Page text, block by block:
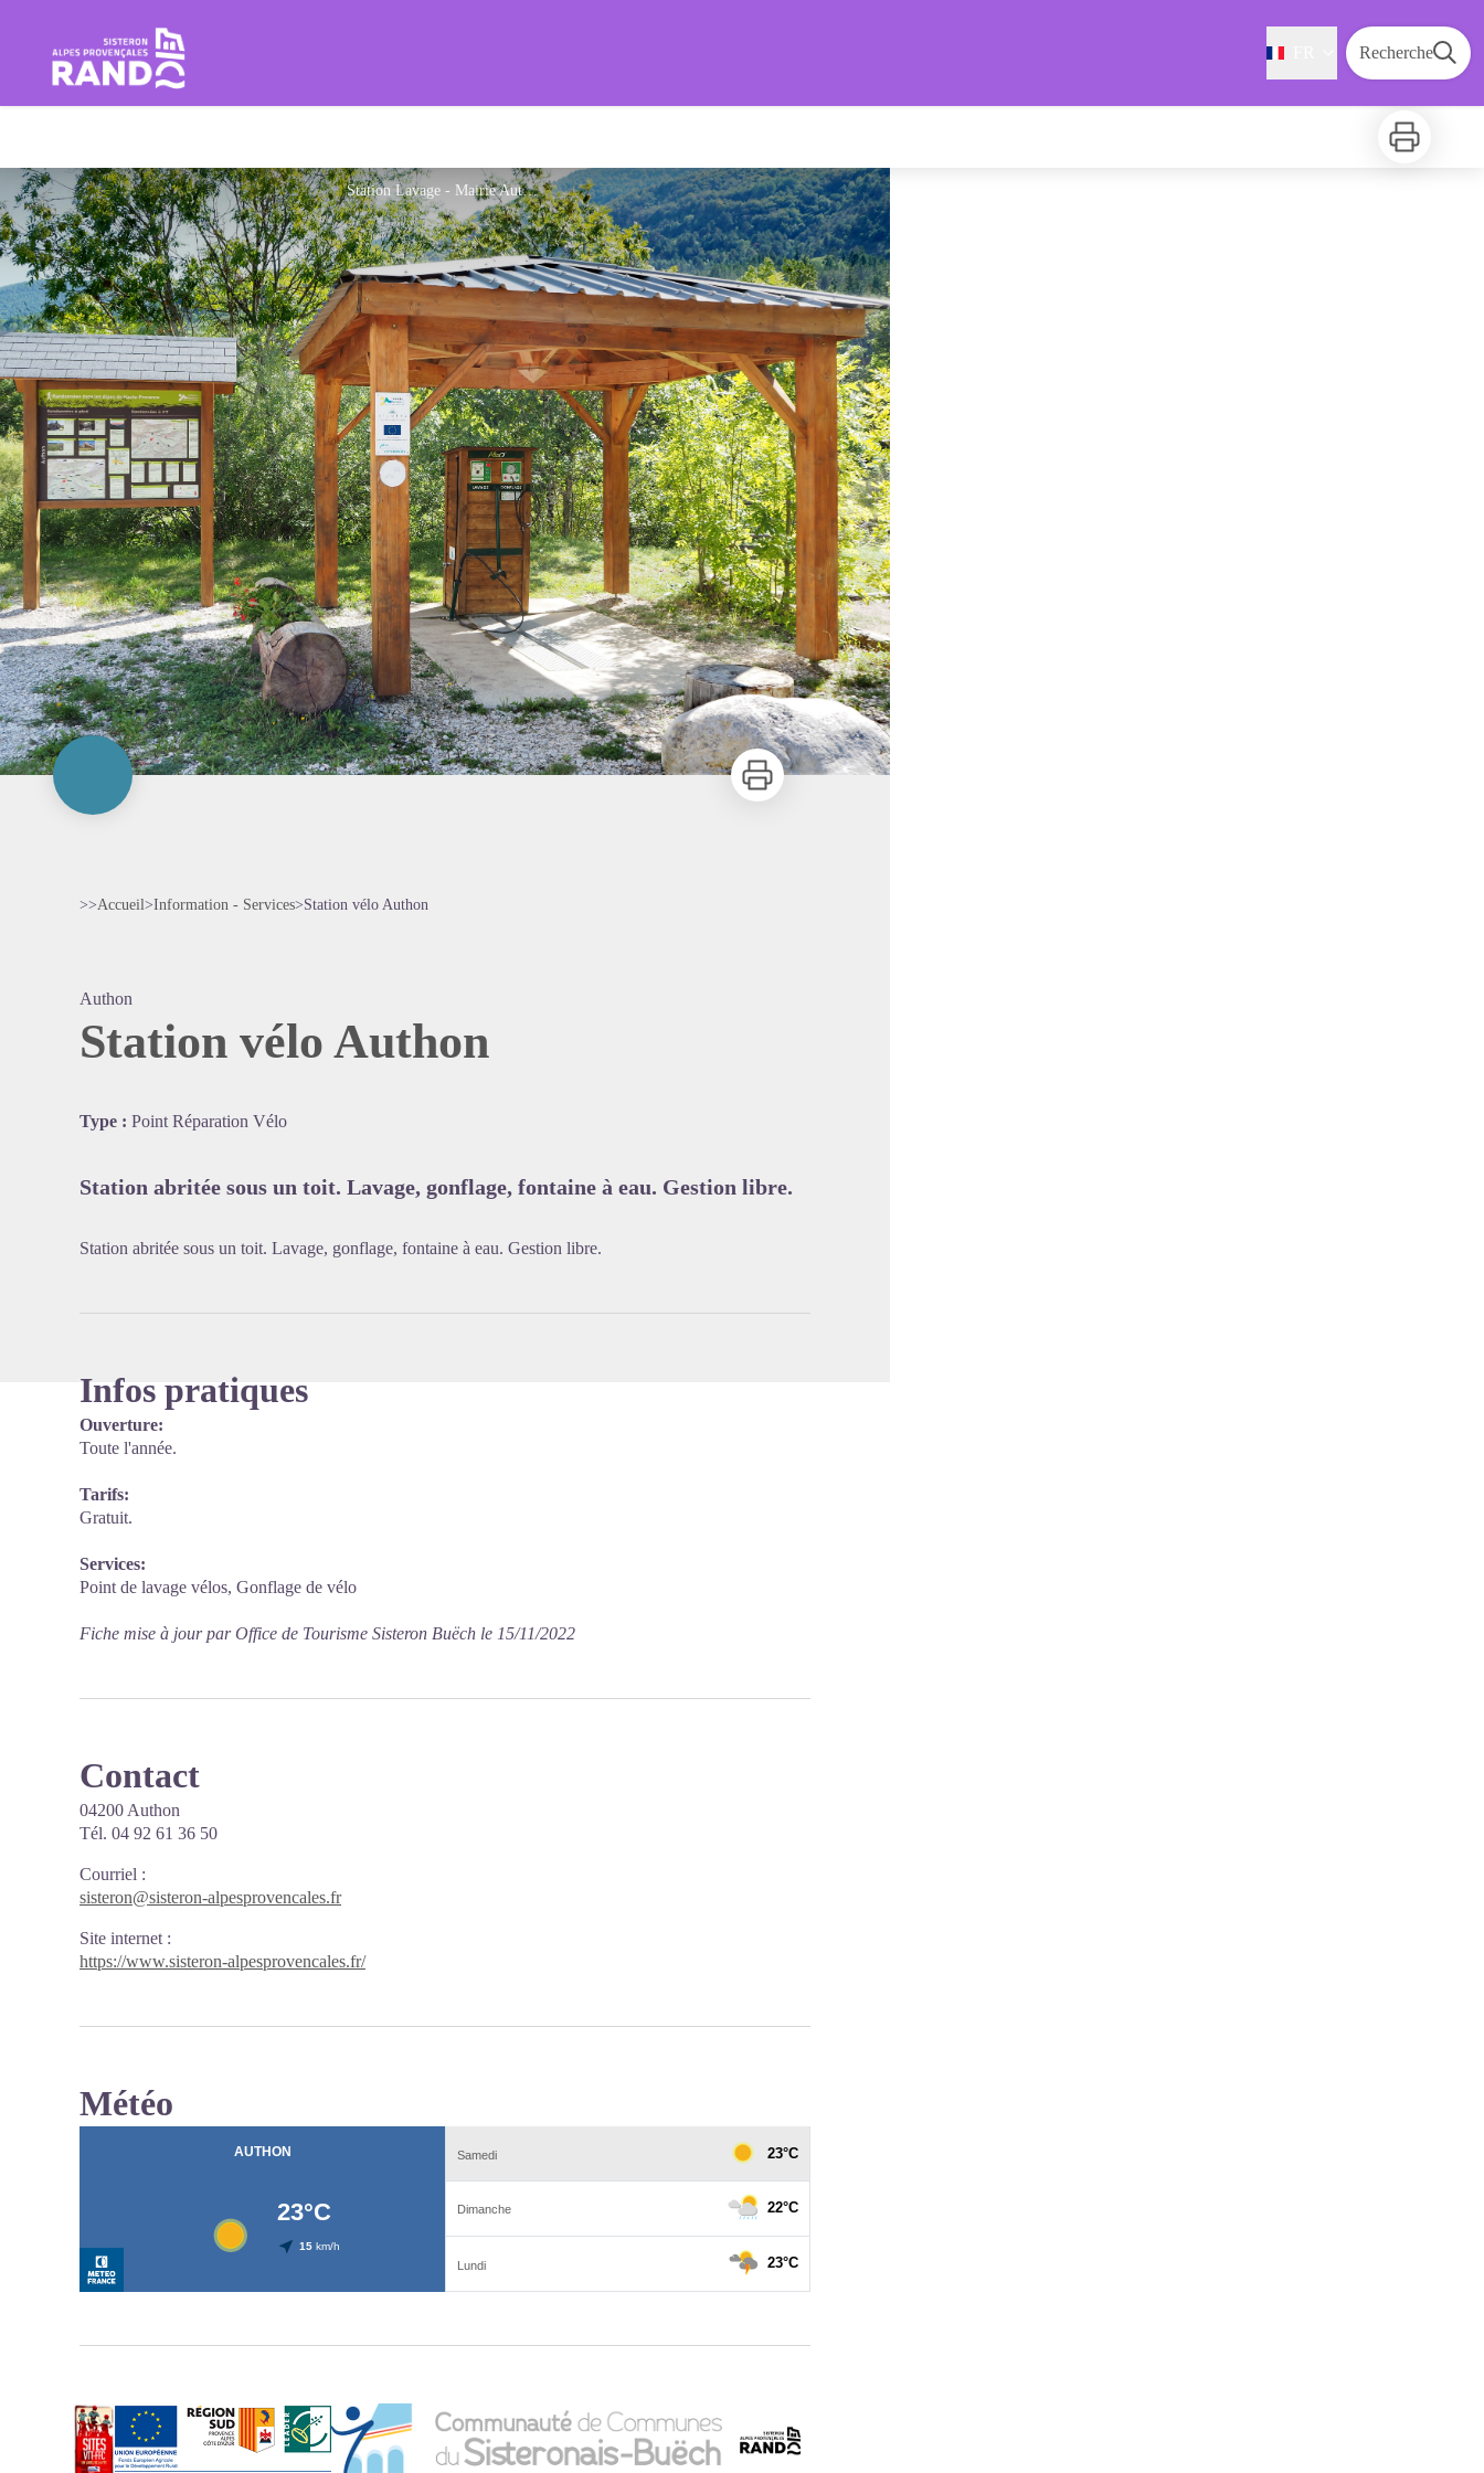
Rando Sisteron Buëch Baronnies Provençales Recherche
Imprimer
Station Lavage - Mairie Authon
Imprimer
>>Accueil>Information - Services>Station vélo Authon
Authon
Station vélo Authon
Type : Point Réparation Vélo
Station abritée sous un toit. Lavage, gonflage, fontaine à eau. Gestion libre.
Station abritée sous un toit. Lavage, gonflage, fontaine à eau. Gestion libre.
Infos pratiques
Ouverture:
Toute l'année.
Tarifs:
Gratuit.
Services:
Point de lavage vélos, Gonflage de vélo
Fiche mise à jour par Office de Tourisme Sisteron Buëch le 15/11/2022
Contact
04200 Authon
Tél. 04 92 61 36 50
Courriel :
sisteron@sisteron-alpesprovencales.fr
Site internet :
https://www.sisteron-alpesprovencales.fr/
Météo